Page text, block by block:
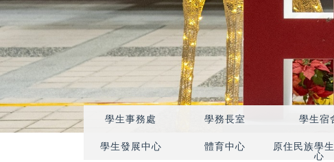
學生事務處 學務長室 學生宿
學生發展中心 體育中心
原住民族學
心